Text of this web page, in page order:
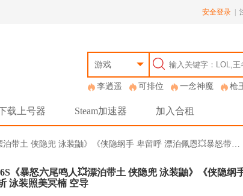
安全登录
游戏
李逍遥 可排位 一念神魔 枪
载上号器 Steam加速器 加入合租
带土 侠隐兜 泳装鼬》《侠隐纲手 卑留呼 漂泊佩恩💥暴怒带…
《暴怒六尾鸣人💥漂泊带土 侠隐兜 泳装鼬》《侠隐纲
泳装照美冥楠 空导